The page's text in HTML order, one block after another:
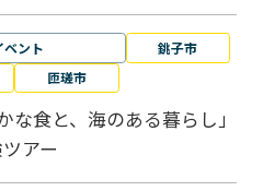
ベント
銚子市
匝瑳市
食と、海のある暮らし」
アー